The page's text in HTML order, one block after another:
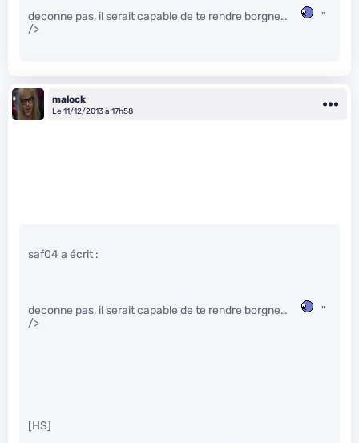
deconne pas, il serait capable de te rendre borgne…
"
/>
malock
Le 11/12/2013 à 17h58
saf04 a écrit :
deconne pas, il serait capable de te rendre borgne…
"
/>
[HS]